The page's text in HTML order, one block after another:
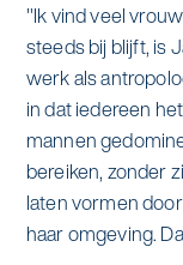
"Ik vind veel
steeds bij blijft, is
werk als
in dat iedereen
mannen
bereiken, zonder
laten vormen
haar omgeving.